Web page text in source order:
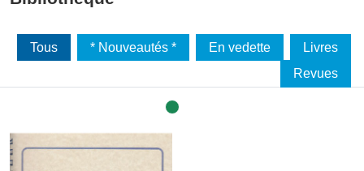
Tous * Nouveautés * En vedette
Livres
Revues